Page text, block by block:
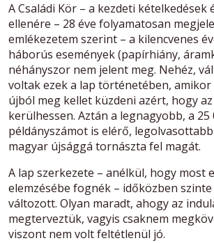
A Családi Kör – a kezdeti kételkedések
ellenére – 28 éve folyamatosan
emlékezetem szerint – a kilencvenes
háborús események (papírhiány,
néhányszor nem jelent meg. Nehéz,
voltak ezek a lap történetében,
újból meg kellet küzdeni azért, hogy
kerülhessen. Aztán a legnagyobb, a 25
példányszámot is elérő, legolvasottabb
magyar újsággá tornászta fel magát.
A lap szerkezete – anélkül, hogy most
elemzésébe fognék – időközben
változott. Olyan maradt, ahogy az
megterveztük, vagyis csaknem
viszont nem volt feltétlenül jó.